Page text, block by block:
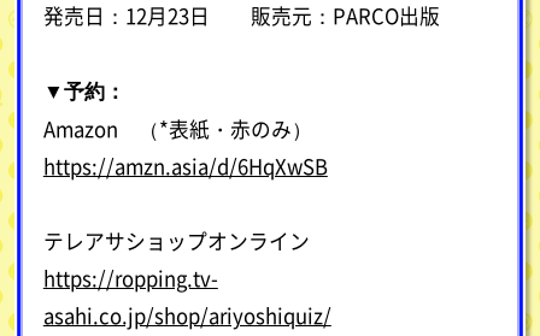
発売日：12月23日 販売元：PARCO出版
▼予約：
Amazon （*表紙・赤のみ）
https://amzn.asia/d/6HqXwSB
テレアサショップオンライン
https://ropping.tv-
asahi.co.jp/shop/ariyoshiquiz/